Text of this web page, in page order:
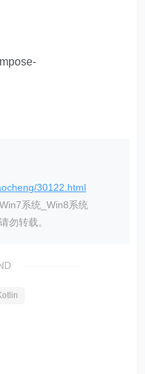
30122.html
系统_Win8系统
勿转载。